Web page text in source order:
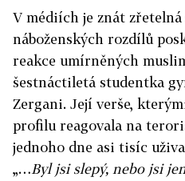
V médiích je znát
náboženských rozdílů
reakce umírněných
šestnáctiletá studentka
Zergani. Její verše,
profilu reagovala na
jednoho dne asi tisíc
„…Byl jsi slepý, nebo jsi